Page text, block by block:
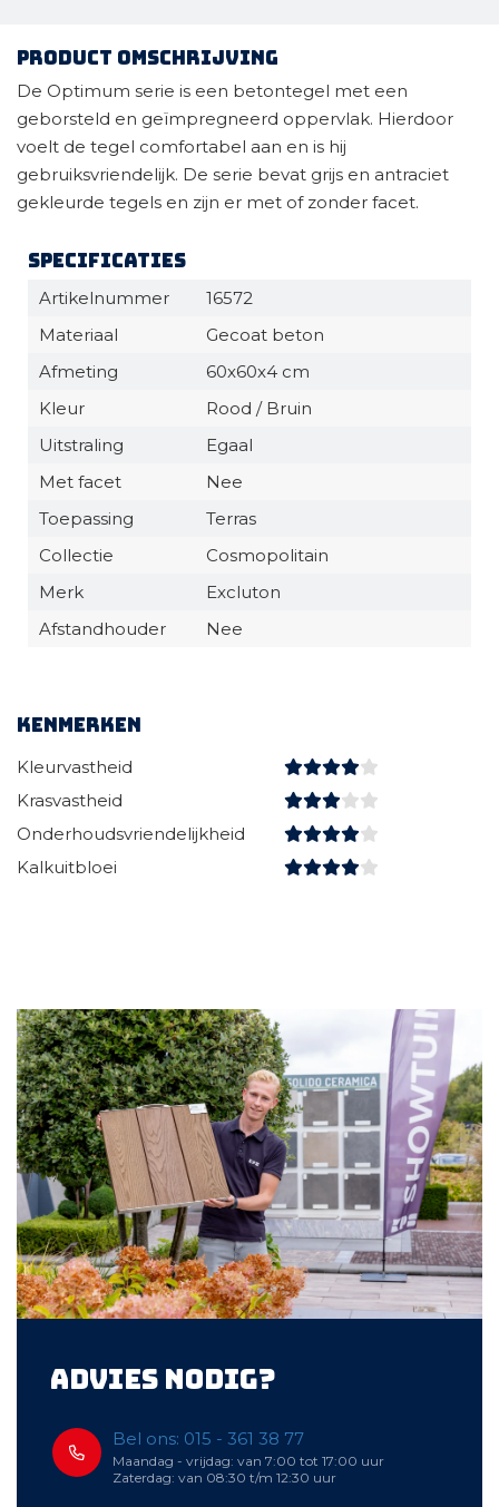
Product omschrijving
De Optimum serie is een betontegel met een
geborsteld en geïmpregneerd oppervlak. Hierdoor
voelt de tegel comfortabel aan en is hij
gebruiksvriendelijk. De serie bevat grijs en antraciet
gekleurde tegels en zijn er met of zonder facet.
Specificaties
Artikelnummer
16572
Materiaal
Gecoat beton
Afmeting
60x60x4 cm
Kleur
Rood / Bruin
Uitstraling
Egaal
Met facet
Nee
Toepassing
Terras
Collectie
Cosmopolitain
Merk
Excluton
Afstandhouder
Nee
Kenmerken
Kleurvastheid
Krasvastheid
Onderhoudsvriendelijkheid
Kalkuitbloei
Advies nodig?
Bel ons: 015 - 361 38 77
Maandag - vrijdag: van 7:00 tot 17:00 uur
Zaterdag: van 08:30 t/m 12:30 uur